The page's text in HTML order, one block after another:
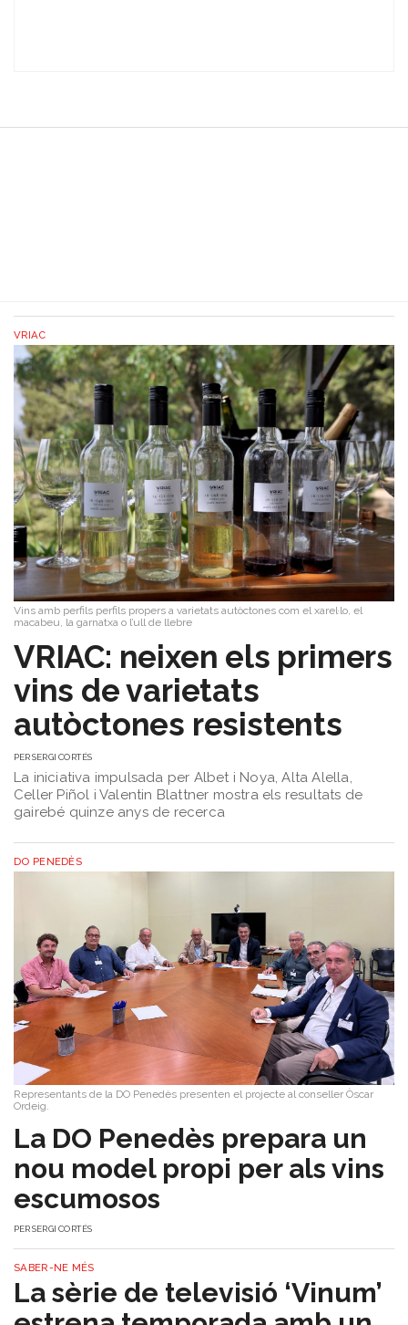
VRIAC
Vins amb perfils perfils propers a varietats autòctones com el xarel·lo, el
macabeu, la garnatxa o l’ull de llebre
VRIAC: neixen els primers
vins de varietats
autòctones resistents
PERSERGI CORTÉS
La iniciativa impulsada per Albet i Noya, Alta Alella,
Celler Piñol i Valentin Blattner mostra els resultats de
gairebé quinze anys de recerca
DO PENEDÈS
Representants de la DO Penedès presenten el projecte al conseller Òscar
Ordeig.
​La DO Penedès prepara un
nou model propi per als vins
escumosos
PERSERGI CORTÉS
SABER-NE MÉS
La sèrie de televisió ‘Vinum’